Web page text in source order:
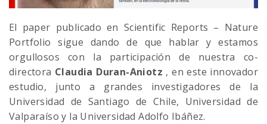
El paper publicado en Scientific Reports – Nature
Portfolio sigue dando de que hablar y estamos
orgullosos con la participación de nuestra co-
directora Claudia Duran-Aniotz , en este innovador
estudio, junto a grandes investigadores de la
Universidad de Santiago de Chile, Universidad de
Valparaíso y la Universidad Adolfo Ibáñez.